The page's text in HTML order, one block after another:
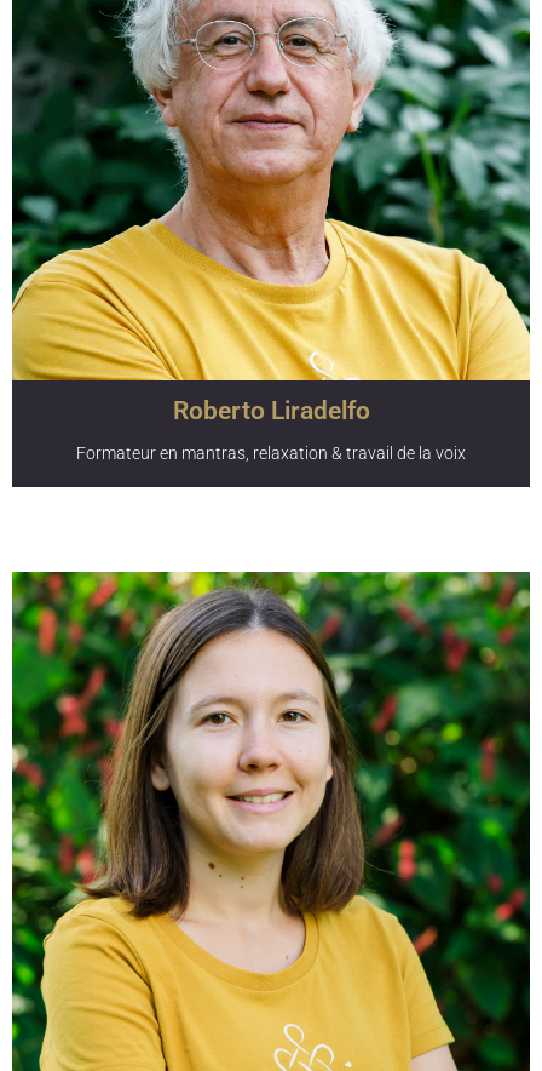
Kinésithérapeute pédiatrique, ostéopathe et thérapeute
holistique, Tania à 20 ans d'expérience dans la prise en
charge thérapeutique de l'adulte et de l'enfant. Passionnée
par le yoga et toutes pratiques pouvant promouvoir le
soin et le bien-être, elle est diplômée RYT©200 de la
formation de Karma yoga. C’est avec bienveillance et
humilité qu’elle vous apportera une compréhension
complémentaire et simplifiée du fonctionnement du corps
humain et de l’anatomie pour la pratique du yoga.
Roberto Liradelfo
Formateur en mantras, relaxation & travail de la voix
Thérapeute psycho-corporel et formateur en
communication, il a été initié à la pratique des mantras
des moines tibétains de Gyüto et de Gyüme, les récitait
avec la technique du chant diphonique. Roberto a proposé
des ateliers de mantras suivant cette méthode chez lui en
Belgique et dans les centres de Yoga de Turin et de
Venaria Reale en Italie. Il a élaboré la méthode de
développement personnel “Biovoix” qui propose des
techniques ludiques d’ouverture de la voix, un travail de la
respiration, des improvisations vocales, de la relaxation
avec chants harmoniques et bols tibétains, un
apprentissage expérientiel de l’expression et de la
communication ainsi que la gestion des émotions. Il
propose actuellement des formations intégrant le travail
de la voix et celui des fascias.